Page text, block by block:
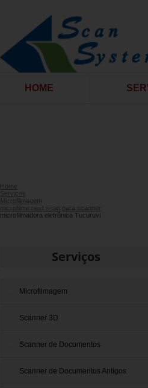
HOME
Home
Serviços
Microfilmagem
microfilme next scan para scanner
microfilmadora eletrônica Tucuruvi
Serviços
Microfilmagem
Scanner 3D
Scanner de Documentos
Scanner de Documentos Antigos